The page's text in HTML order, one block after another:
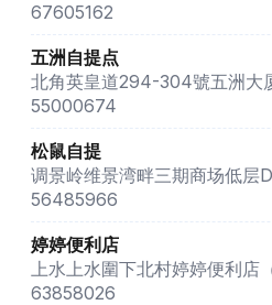
67605162
五洲自提点
北角英皇道294-304號五洲大
55000674
松鼠自提
调景岭维景湾畔三期商场低层
56485966
婷婷便利店
上水上水圍下北村婷婷便利店
63858026